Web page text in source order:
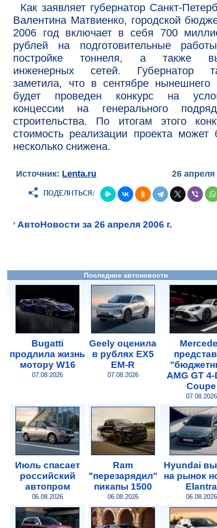
Как заявляет губернатор Санкт-
Валентина Матвиенко, городской
2006 год включает в себя 700
рублей на подготовительные
постройке тоннеля, а также
инженерных сетей. Губернатор
заметила, что в сентябре нынешнего
будет проведен конкурс на
концессии на генерального
строительства. По итогам этого
стоимость реализации проекта может
несколько снижена.
Источник: Lenta.ru 26 апреля
АвтоНовости за 26 апреля 2006 г.
Последние автоновости
Bugatti
продлила жизнь
мотору W16
07.08.2026
Geely оценила
в рублях EX5
EM-R
07.08.2026
AMG GT
Coupe
07.08.2026
Июль спасает
российский
автопром
06.08.2026
Ram
"перезарядил"
пикапы 1500
06.08.2026
Hyundai
на рынок
Elantra
06.08.2026